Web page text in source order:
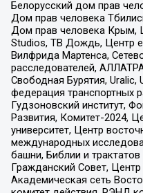
Белорусский дом прав
Дом прав человека
Дом прав человека Крым,
Studios, ТВ Дождь, Центр
Вилфрида Мартенса,
расследователей,
Свободная Бурятия,
федерация транспортных
Гудзоновский институт,
Развития, Комитет-2024,
университет, Центр
международных
башни, Библии и
Гражданский Совет,
Академическая сеть